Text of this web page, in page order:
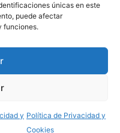
únicas en este
puede afectar
funciones.
y Política de Privacidad y
Cookies